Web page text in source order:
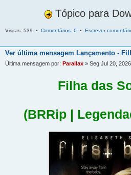
Tópico para
Visitas: 539 • Comentários: 0 • Escrever
Ver última mensagem Lançamento -
Última mensagem por: Parallax » Seg Jul 20,
Filha das
(BRRip |